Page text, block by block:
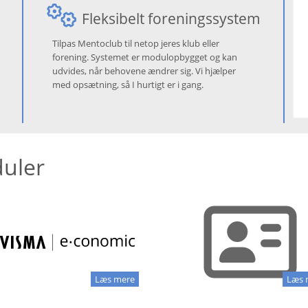
Fleksibelt foreningssystem
Tilpas Mentoclub til netop jeres klub eller
forening. Systemet er modulopbygget og kan
udvides, når behovene ændrer sig. Vi hjælper
med opsætning, så I hurtigt er i gang.
Læs mere Læs